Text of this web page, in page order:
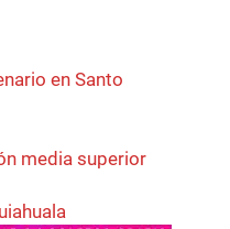
en Santo
media superior